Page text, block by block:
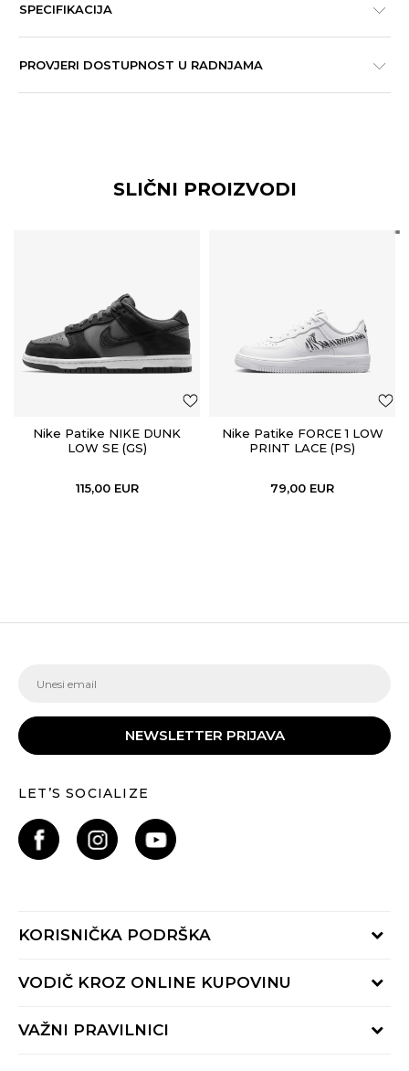
SPECIFIKACIJA
PROVJERI DOSTUPNOST U RADNJAMA
SLIČNI PROIZVODI
Nike Patike NIKE DUNK
LOW SE (GS)
115,00 EUR
Nike Patike FORCE 1 LOW
PRINT LACE (PS)
79,00 EUR
NEWSLETTER PRIJAVA
LET’S SOCIALIZE
KORISNIČKA PODRŠKA
Provjeri status porudžbine
Radno vrijeme 9-16h
VODIČ KROZ ONLINE KUPOVINU
Načini isporuke
VAŽNI PRAVILNICI